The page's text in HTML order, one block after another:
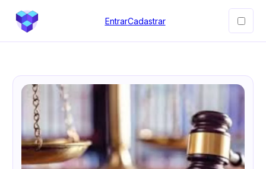
EntrarCadastrar